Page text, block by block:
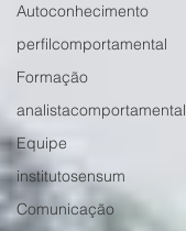
Autoconhecimento
perfilcomportamental
Formação
analistacomportamental
Equipe
institutosensum
Comunicação